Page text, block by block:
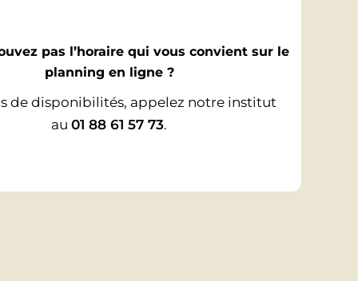
pas l’horaire qui vous convient sur le
planning en ligne ?
de disponibilités, appelez notre institut
au01 88 61 57 73.